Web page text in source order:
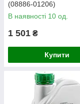
(08886-01206)
В наявності 10 од.
1 501 ₴
Купити